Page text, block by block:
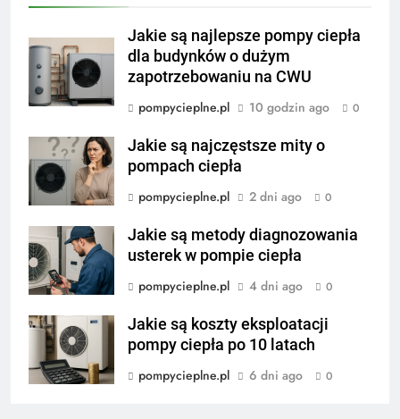
Jakie są najlepsze pompy ciepła
dla budynków o dużym
zapotrzebowaniu na CWU
pompycieplne.pl
10 godzin ago 0
Jakie są najczęstsze mity o
pompach ciepła
pompycieplne.pl
2 dni ago 0
Jakie są metody diagnozowania
usterek w pompie ciepła
pompycieplne.pl
4 dni ago 0
Jakie są koszty eksploatacji
pompy ciepła po 10 latach
pompycieplne.pl
6 dni ago 0